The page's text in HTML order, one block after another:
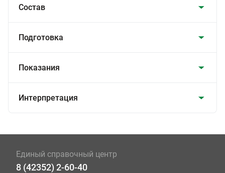
Состав
Подготовка
Показания
Интерпретация
Единый справочный центр
8 (42352) 2-60-40